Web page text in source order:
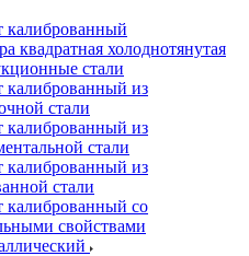
калиброванный
квадратная холоднотянутая
стали
калиброванный из
стали
калиброванный из
стали
калиброванный из
стали
калиброванный со
свойствами